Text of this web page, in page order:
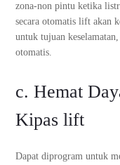
zona-non pintu ketika
secara otomatis lift akan
untuk tujuan
otomatis.
c. Hemat
Kipas lift
Dapat diprogram untuk